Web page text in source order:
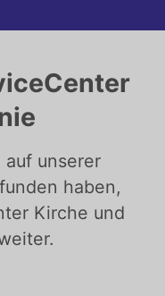
auf unserer
haben,
Kirche und